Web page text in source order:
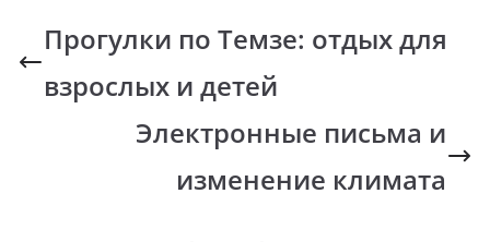
b
o
o
s
A
p
p
y
Li
n
k
gr
a
m
Прогулки по Темзе: отдых для
взрослых и детей
Электронные письма и
изменение климата